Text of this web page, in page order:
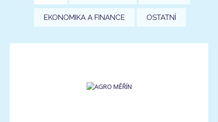
EKONOMIKA A FINANCE OSTATNÍ